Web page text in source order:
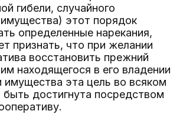
гибели, случайного
этот порядок
определенные нарекания,
признать, что при желании
восстановить прежний
находящегося в его владении
имущества эта цель во всяком
достигнута посредством